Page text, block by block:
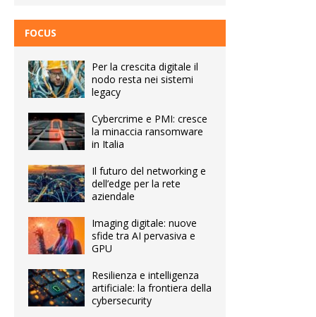
FOCUS
Per la crescita digitale il
nodo resta nei sistemi
legacy
Cybercrime e PMI: cresce
la minaccia ransomware
in Italia
Il futuro del networking e
dell’edge per la rete
aziendale
Imaging digitale: nuove
sfide tra AI pervasiva e
GPU
Resilienza e intelligenza
artificiale: la frontiera della
cybersecurity